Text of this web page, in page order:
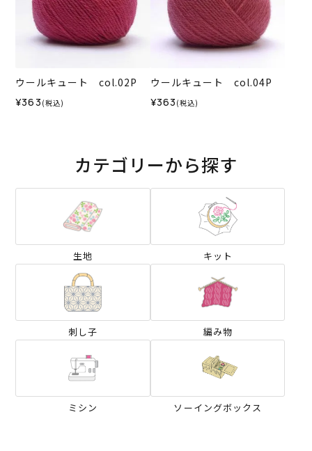
ウールキュート col.02P
¥363 (税込)
ウールキュート col.04P
¥363 (税込)
カテゴリーから探す
生地 キット
刺し子 編み物
ミシン ソーイングボックス